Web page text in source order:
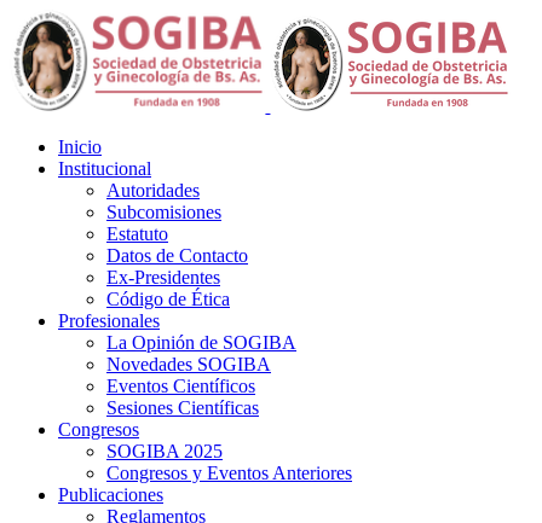
Inicio
Institucional
Autoridades
Subcomisiones
Estatuto
Datos de Contacto
Ex-Presidentes
Código de Ética
Profesionales
La Opinión de SOGIBA
Novedades SOGIBA
Eventos Científicos
Sesiones Científicas
Congresos
SOGIBA 2025
Congresos y Eventos Anteriores
Publicaciones
Reglamentos